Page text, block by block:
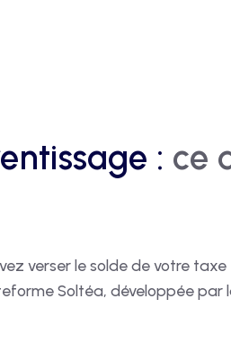
: ce
verser le solde de votre taxe
Soltéa, développée par